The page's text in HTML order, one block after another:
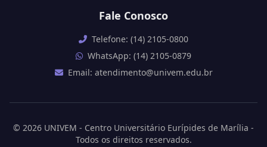
Fale Conosco
Telefone: (14) 2105-0800
WhatsApp: (14) 2105-0879
Email: atendimento@univem.edu.br
© 2026 UNIVEM - Centro Universitário Eurípides de Marília -
Todos os direitos reservados.